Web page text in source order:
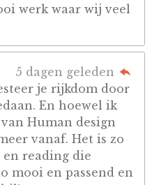
werk waar wij veel
5 dagen geleden
je rijkdom door
En hoewel ik
Human design
vanaf. Het is zo
reading die
mooi en passend en